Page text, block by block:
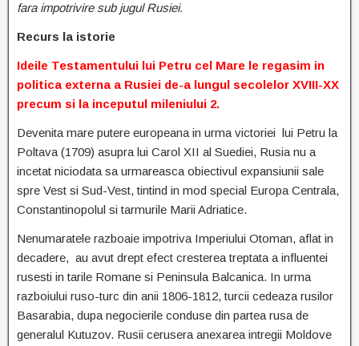
fara impotrivire sub jugul Rusiei.
Recurs la istorie
Ideile Testamentului lui Petru cel Mare le regasim in
politica externa a Rusiei de-a lungul secolelor XVIII-XX
precum si la inceputul mileniului 2.
Devenita mare putere europeana in urma victoriei lui Petru la
Poltava (1709) asupra lui Carol XII al Suediei, Rusia nu a
incetat niciodata sa urmareasca obiectivul expansiunii sale
spre Vest si Sud-Vest, tintind in mod special Europa Centrala,
Constantinopolul si tarmurile Marii Adriatice.
Nenumaratele razboaie impotriva Imperiului Otoman, aflat in
decadere, au avut drept efect cresterea treptata a influentei
rusesti in tarile Romane si Peninsula Balcanica. In urma
razboiului ruso-turc din anii 1806-1812, turcii cedeaza rusilor
Basarabia, dupa negocierile conduse din partea rusa de
generalul Kutuzov. Rusii cerusera anexarea intregii Moldove